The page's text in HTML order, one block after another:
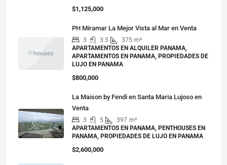
$1,125,000
PH Miramar La Mejor Vista al Mar en Venta
3 3.5 375 m²
APARTAMENTOS EN ALQUILER PANAMA,
APARTAMENTOS EN PANAMA, PROPIEDADES DE
LUJO EN PANAMA
$800,000
La Maison by Fendi en Santa Maria Lujoso en
Venta
3 5 397 m²
APARTAMENTOS EN PANAMA, PENTHOUSES EN
PANAMA, PROPIEDADES DE LUJO EN PANAMA
$2,600,000